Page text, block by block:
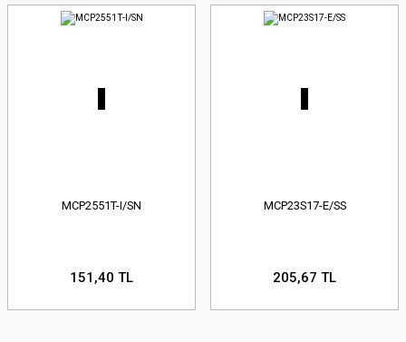
MCP2551T-I/SN
151,40 TL
MCP23S17-E/SS
205,67 TL